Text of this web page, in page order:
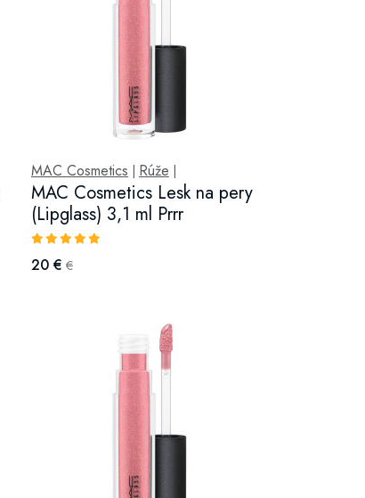
MAC Cosmetics Rúže
MAC Cosmetics Lesk na pery
(Lipglass) 3,1 ml Prrr
20 € €